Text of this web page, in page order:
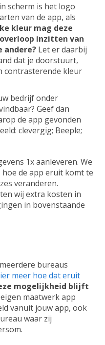
scherm is het logo
van de app, als
kleur mag deze
inzitten van
andere? Let er daarbij
dat je doorstuurt,
contrasterende kleur
bedrijf onder
Geef dan
de app gevonden
clevergig; Beeple;
1x aanleveren. We
hoe de app eruit komt te
veranderen.
wij extra kosten in
in bovenstaande
bureaus
meer hoe dat eruit
mogelijkheid blijft
maatwerk app
vanuit jouw app, ook
waar zij